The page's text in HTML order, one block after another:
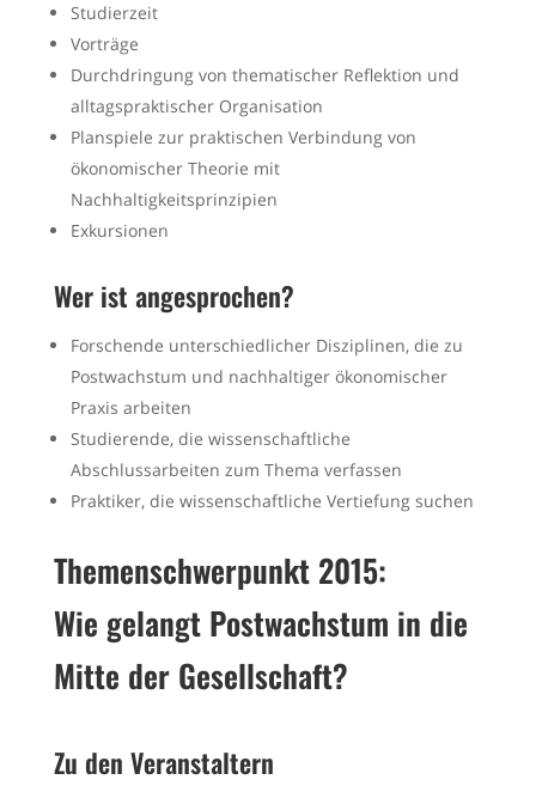
Studierzeit
Vorträge
Durchdringung von thematischer Reflektion und
alltagspraktischer Organisation
Planspiele zur praktischen Verbindung von
ökonomischer Theorie mit
Nachhaltigkeitsprinzipien
Exkursionen
Wer ist angesprochen?
Forschende unterschiedlicher Disziplinen, die zu
Postwachstum und nachhaltiger ökonomischer
Praxis arbeiten
Studierende, die wissenschaftliche
Abschlussarbeiten zum Thema verfassen
Praktiker, die wissenschaftliche Vertiefung suchen
Themenschwerpunkt 2015:
Wie gelangt Postwachstum in die
Mitte der Gesellschaft?
Zu den Veranstaltern